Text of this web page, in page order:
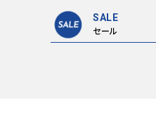
SALE
セール